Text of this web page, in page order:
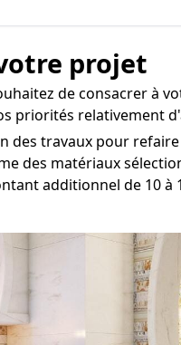
projet
de consacrer à
priorités relativement
des travaux pour
des matériaux
additionnel de 10